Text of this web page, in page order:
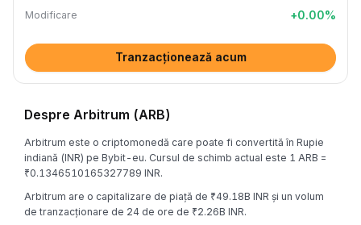
Modificare +0.00%
Tranzacționează acum
Despre Arbitrum (ARB)
Arbitrum este o criptomonedă care poate fi convertită în Rupie
indiană (INR) pe Bybit-eu. Cursul de schimb actual este 1 ARB =
₹0.1346510165327789 INR.
Arbitrum are o capitalizare de piață de ₹49.18B INR și un volum
de tranzacționare de 24 de ore de ₹2.26B INR.